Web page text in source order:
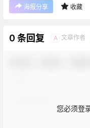
海报分享 收藏
0 条回复 A 文章作者
您必须登